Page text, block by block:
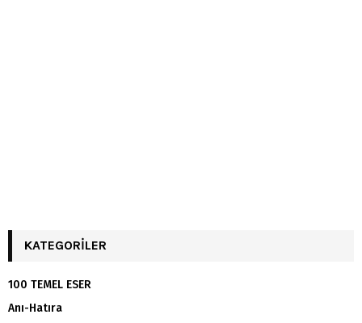
KATEGORILER
100 TEMEL ESER
Anı-Hatıra